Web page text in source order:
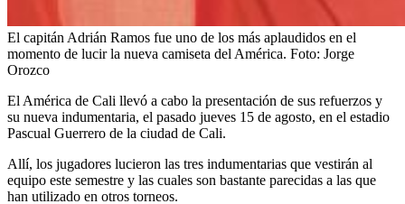
El capitán Adrián Ramos fue uno de los más aplaudidos en el
momento de lucir la nueva camiseta del América. Foto: Jorge
Orozco
El América de Cali llevó a cabo la presentación de sus refuerzos y
su nueva indumentaria, el pasado jueves 15 de agosto, en el estadio
Pascual Guerrero de la ciudad de Cali.
Allí, los jugadores lucieron las tres indumentarias que vestirán al
equipo este semestre y las cuales son bastante parecidas a las que
han utilizado en otros torneos.